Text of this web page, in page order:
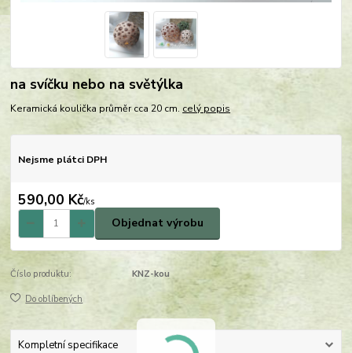
na svíčku nebo na světýlka
Keramická koulička průměr cca 20 cm. celý popis
Nejsme plátci DPH
590,00 Kč/ks
Objednat výrobu
Číslo produktu: KNZ-kou
Do oblíbených
Kompletní specifikace